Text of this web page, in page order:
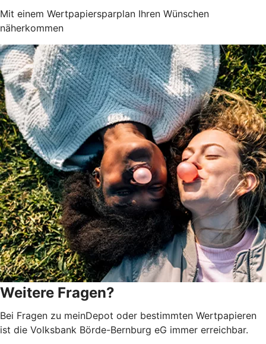
Mit einem Wertpapiersparplan Ihren Wünschen
näherkommen
Weitere Fragen?
Bei Fragen zu meinDepot oder bestimmten Wertpapieren
ist die Volksbank Börde-Bernburg eG immer erreichbar.